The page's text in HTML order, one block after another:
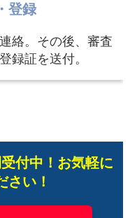
登録
絡。その後、審査
録証を送付。
付中！お気軽に
さい！